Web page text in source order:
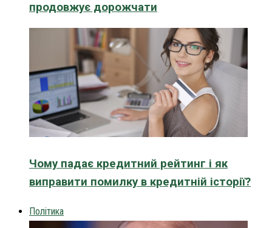
продовжує дорожчати
Чому падає кредитний рейтинг і як
виправити помилку в кредитній історії?
Політика